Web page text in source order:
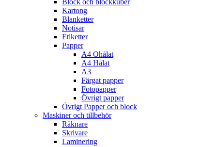
Block och blockkuber
Kartong
Blanketter
Notisar
Etiketter
Papper
A4 Ohålat
A4 Hålat
A3
Färgat papper
Fotopapper
Övrigt papper
Övrigt Papper och block
Maskiner och tillbehör
Räknare
Skrivare
Laminering